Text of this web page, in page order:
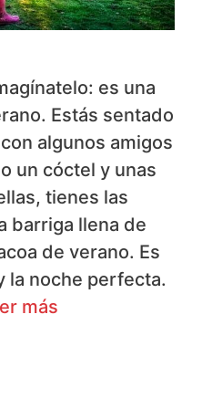
es una
Estás sentado
algunos amigos
un cóctel y unas
tienes las
barriga llena de
de verano. Es
la noche perfecta.
más